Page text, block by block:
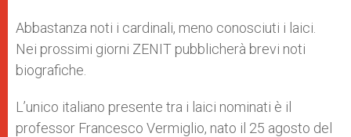
Abbastanza noti i cardinali, meno conosciuti i laici.
Nei prossimi giorni ZENIT pubblicherà brevi noti
biografiche.
L’unico italiano presente tra i laici nominati è il
professor Francesco Vermiglio, nato il 25 agosto del